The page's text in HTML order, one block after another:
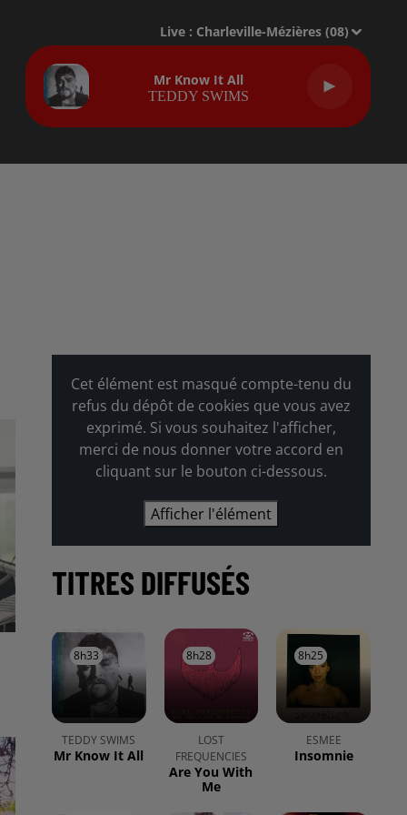
Live : Charleville-Mézières (08)
Mr Know It All
TEDDY SWIMS
Cet élément est masqué compte-tenu du
refus du dépôt de cookies que vous avez
exprimé. Si vous souhaitez l'afficher,
merci de nous donner votre accord en
cliquant sur le bouton ci-dessous.
Afficher l'élément
TITRES DIFFUSÉS
8h33
8h33
TEDDY SWIMS
Mr Know It All
8h28
8h28
LOST
FREQUENCIES
Are You With
Me
8h25
8h25
ESMEE
Insomnie